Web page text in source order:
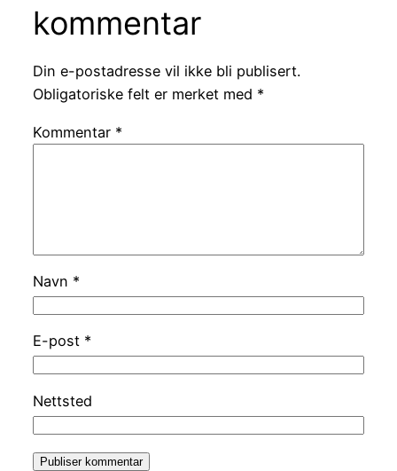
kommentar
Din e-postadresse vil ikke bli publisert.
Obligatoriske felt er merket med *
Kommentar *
Navn *
E-post *
Nettsted